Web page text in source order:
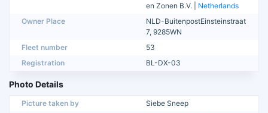
en Zonen B.V. | Netherlands
Owner Place
NLD-BuitenpostEinsteinstraat
7, 9285WN
Fleet number
53
Registration
BL-DX-03
Photo Details
Picture taken by
Siebe Sneep